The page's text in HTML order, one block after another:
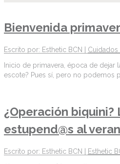
Bienvenida
Escrito por: Esthetic BCN | Cuidados
Inicio de primavera, época de
escote? Pues sí, pero no podemos
¿Operación
estupend@s al
Escrito por: Esthetic BCN | Esthetic